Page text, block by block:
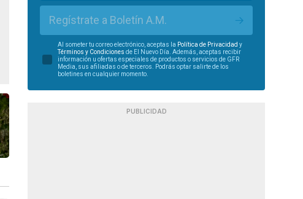
Regístrate a Boletín A.M.
Al someter tu correo electrónico, aceptas la Política de Privacidad y
Términos y Condiciones de El Nuevo Día. Además, aceptas recibir
información u ofertas especiales de productos o servicios de GFR
Media, sus afiliadas o de terceros. Podrás optar salirte de los
boletines en cualquier momento.
PUBLICIDAD